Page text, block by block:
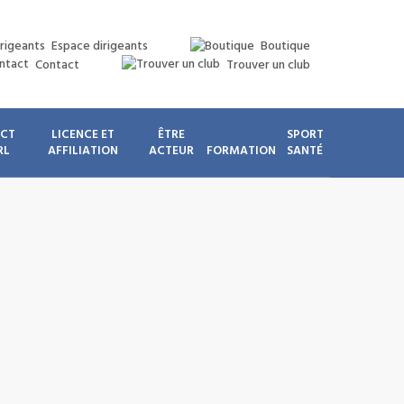
Espace dirigeants
Boutique
Contact
Trouver un club
LICENCE ET
AFFILIATION
ÊTRE
ACTEUR
FORMATION
SPORT
SANTÉ